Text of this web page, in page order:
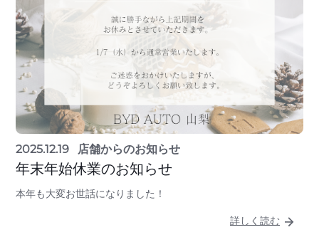
2025.12.19 店舗からのお知らせ
年末年始休業のお知らせ
本年も大変お世話になりました！
詳しく読む